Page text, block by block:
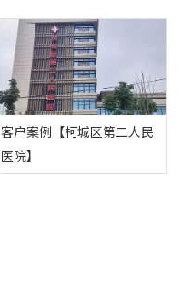
客户案例【柯城区第二人民
医院】